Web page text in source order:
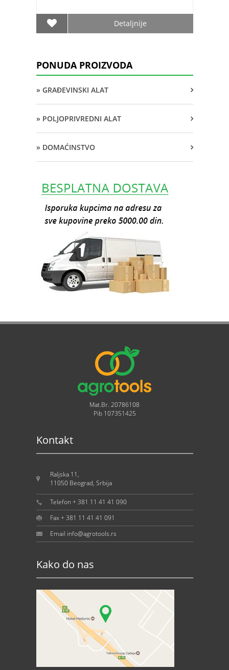
Detaljnije
PONUDA PROIZVODA
» GRAĐEVINSKI ALAT
» POLJOPRIVREDNI ALAT
» DOMAĆINSTVO
Mat.Br. 20786108
Pib 107351425
Kontakt
Raljska 11,
11050 Beograd, Srbija
Telefon + 381 11 41 41 090
Fax + 381 11 41 41 091
Email info@agrotools.rs
Kako do nas